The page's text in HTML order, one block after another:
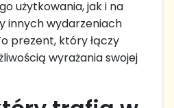
użytkowania, jak i na
innych wydarzeniach
prezent, który łączy
wyrażania swojej